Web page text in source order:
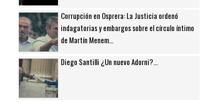
Corrupción en Osprera: La Justicia ordenó
indagatorias y embargos sobre el círculo íntimo
de Martín Menem...
Diego Santilli ¿Un nuevo Adorni?...